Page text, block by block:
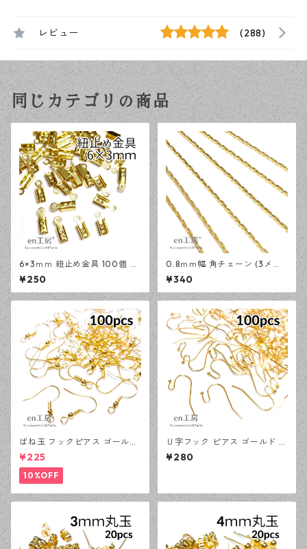
レビュー (288)
同じカテゴリの商品
6×3ｍｍ 紐止め金具 100個 ゴ
ールド カシメ アクセサリーパ
ーツ 基礎パーツ ハンドメイド
資材 【en工房】
¥250
0.8ｍｍ幅 角チェーン (3メー
トル) ゴールド アクセサリー
パーツ 基礎パーツ ハンドメイ
ド資材 【en工房】
¥340
ばね玉 フックピアス ゴールド
100ピース 釣針型 大容量 プチ
プラパーツ 【en工房】
¥225
10%OFF
Ｕ字フック ピアス ゴールド 1
00ピース 釣針型 大容量 プチ
プラパーツ 【en工房】
¥280